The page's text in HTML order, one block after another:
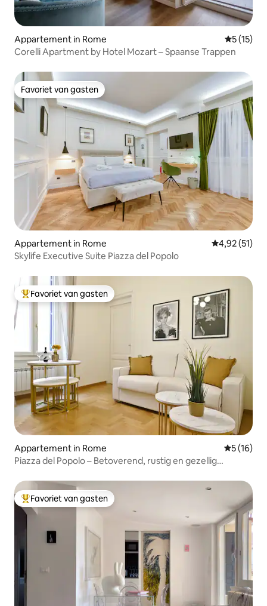
Appartement in Rome
5 (15)
Corelli Apartment by Hotel Mozart – Spaanse Trappen
Favoriet van gasten
Favoriet van gasten
Appartement in Rome Gemiddelde
4,92 (51)
Skylife Executive Suite Piazza del Popolo
Topfavoriet van gasten
Favoriet van gasten
Appartement in Rome
5 (16)
Piazza del Popolo – Betoverend, rustig en gezellig
Topfavoriet van gasten
Favoriet van gasten